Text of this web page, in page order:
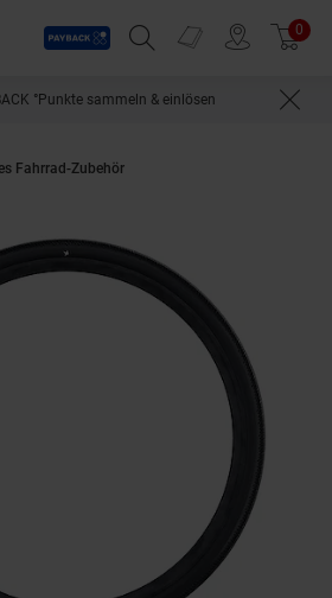
Payback
Suchfeld einblenden
Prospekte 0
°Punkte sammeln & einlösen
Fahrrad-Zubehör